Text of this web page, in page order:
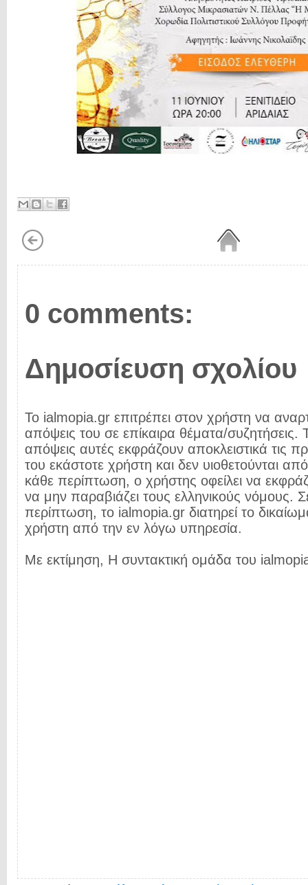
0 comments:
Δημοσίευση σχολίου
Το ialmopia.gr επιτρέπει στον χρήστη να
απόψεις του σε επίκαιρα θέματα/συζητήσεις.
απόψεις αυτές εκφράζουν αποκλειστικά τις
του εκάστοτε χρήστη και δεν υιοθετούνται
κάθε περίπτωση, ο χρήστης οφείλει να
να μην παραβιάζει τους ελληνικούς νόμους.
περίπτωση, το ialmopia.gr διατηρεί το
χρήστη από την εν λόγω υπηρεσία.
Με εκτίμηση, Η συντακτική ομάδα του